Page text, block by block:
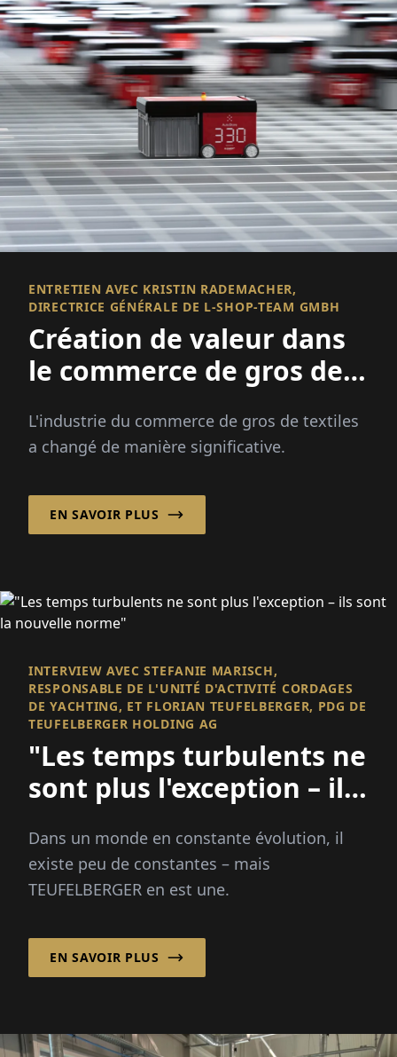
ENTRETIEN AVEC KRISTIN RADEMACHER,
DIRECTRICE GÉNÉRALE DE L-SHOP-TEAM GMBH
Création de valeur dans
le commerce de gros de
L'industrie du commerce de gros de textiles
a changé de manière significative.
EN SAVOIR PLUS
INTERVIEW AVEC STEFANIE MARISCH,
RESPONSABLE DE L'UNITÉ D'ACTIVITÉ CORDAGES
DE YACHTING, ET FLORIAN TEUFELBERGER, PDG DE
TEUFELBERGER HOLDING AG
"Les temps turbulents ne
sont plus l'exception – ils
Dans un monde en constante évolution, il
existe peu de constantes – mais
TEUFELBERGER en est une.
EN SAVOIR PLUS